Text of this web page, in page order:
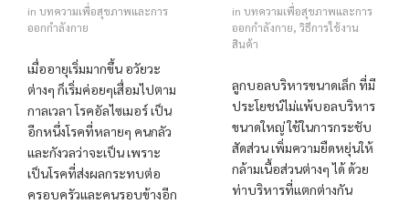
in บทความเพื่อสุขภาพและการ
ออกกำลังกาย
เมื่ออายุเริ่มมากขึ้น อวัยวะ
ต่างๆ ก็เริ่มค่อยๆเสื่อมไปตาม
กาลเวลา โรคอัลไซเมอร์ เป็น
อีกหนึ่งโรคที่หลายๆ คนกลัว
และกังวลว่าจะเป็น เพราะ
เป็นโรคที่ส่งผลกระทบต่อ
ครอบครัวและคนรอบข้างอีก
in บทความเพื่อสุขภาพและการ
ออกกำลังกาย, วิธีการใช้งาน
สินค้า
ลูกบอลบริหารขนาดเล็ก ที่มี
ประโยชน์ไม่แพ้บอลบริหาร
ขนาดใหญ่ ใช้ในการกระชับ
สัดส่วน เพิ่มความยืดหยุ่นให้
กล้ามเนื้อส่วนต่างๆ ได้ ด้วย
ท่าบริหารที่แตกต่างกัน